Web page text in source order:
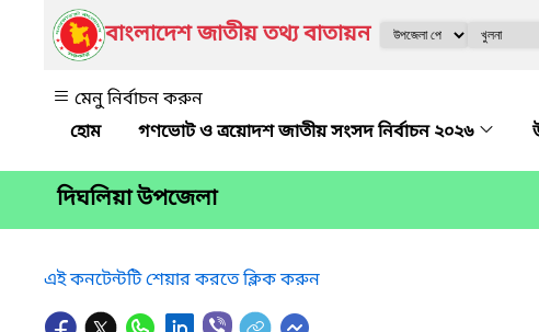
বাংলাদেশ জাতীয় তথ্য বাতায়ন
মেনু নির্বাচন করুন
গণভোট ও ত্রয়োদশ জাতীয় সংসদ নির্বাচন ২০২৬
দিঘলিয়া উপজেলা
এই কনটেন্টটি শেয়ার করতে ক্লিক করুন